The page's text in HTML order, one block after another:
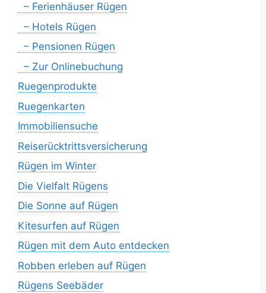
– Ferienhäuser Rügen
– Hotels Rügen
– Pensionen Rügen
– Zur Onlinebuchung
Ruegenprodukte
Ruegenkarten
Immobiliensuche
Reiserücktrittsversicherung
Rügen im Winter
Die Vielfalt Rügens
Die Sonne auf Rügen
Kitesurfen auf Rügen
Rügen mit dem Auto entdecken
Robben erleben auf Rügen
Rügens Seebäder